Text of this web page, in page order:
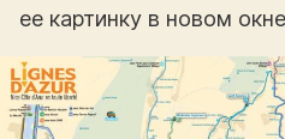
ее картинку в новом